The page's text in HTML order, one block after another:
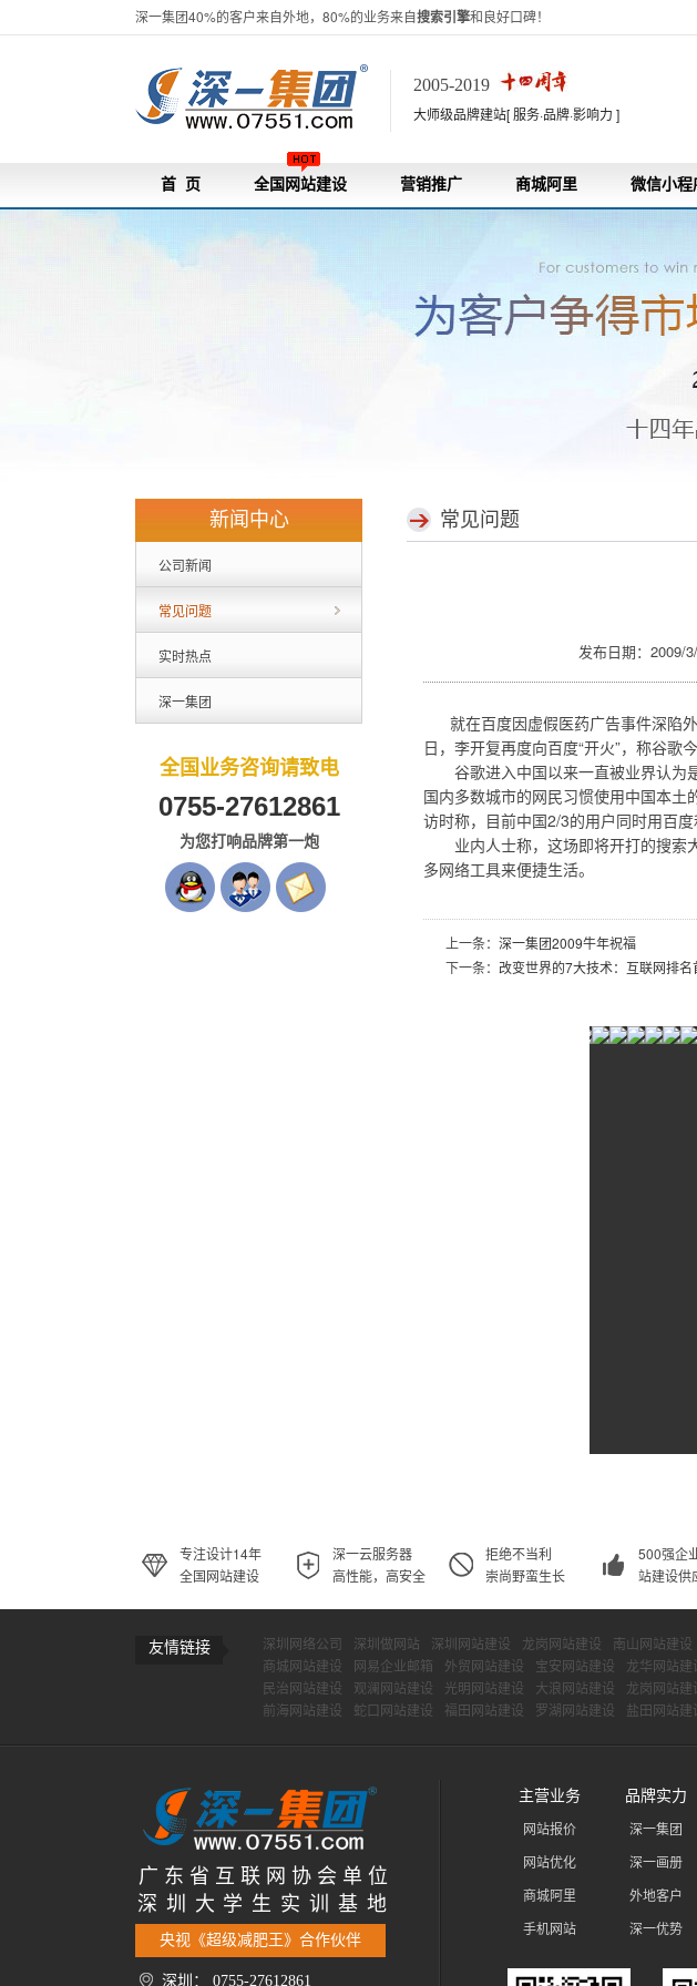
深一集团40%的客户来自外地，80%的业务来自搜索引擎和良好口碑！
2005-2019
大师级品牌建站[ 服务·品牌·影响力 ]
首 页 全国网站建设 营销推广 商城阿里 微信小程
新闻中心
公司新闻
常见问题
实时热点
深一集团
全国业务咨询请致电
0755-27612861
为您打响品牌第一炮
常见问题
发布日期：
就在百度因虚假医药广告事件深陷外
日，李开复再度向百度“开火”，称谷歌
谷歌进入中国以来一直被业界认为
国内多数城市的网民习惯使用中国本
访时称，目前中国2/3的用户同时用百
业内人士称，这场即将开打的搜索
多网络工具来便捷生活。
上一条： 深一集团2009牛年祝福
下一条： 改变世界的7大技术：互联网排名
专注设计14年
全国网站建设
深一云服务器
高性能，高安全
拒绝不当利
崇尚野蛮生长
500强企
站建设供
友情链接 深圳网络公司 深圳做网站 深圳网站建设 龙岗网站建设 南山网站建设
商城网站建设
网易企业邮箱 外贸网站建设 宝安网站建设 龙华网站建
民治网站建设
观澜网站建设 光明网站建设 大浪网站建设 龙岗网站建
前海网站建设
蛇口网站建设 福田网站建设 罗湖网站建设 盐田网站建
广 东 省 互 联 网 协 会 单 位
深 圳 大 学 生 实 训 基 地
央视《超级减肥王》合作伙伴
深圳： 0755-27612861
主营业务
网站报价
网站优化
商城阿里
手机网站
品牌实力
深一集团
深一画册
外地客户
深一优势